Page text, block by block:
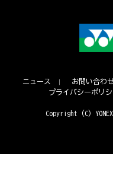
ニュース お問い合わ
プライバシーポリシ
Copyright (C)